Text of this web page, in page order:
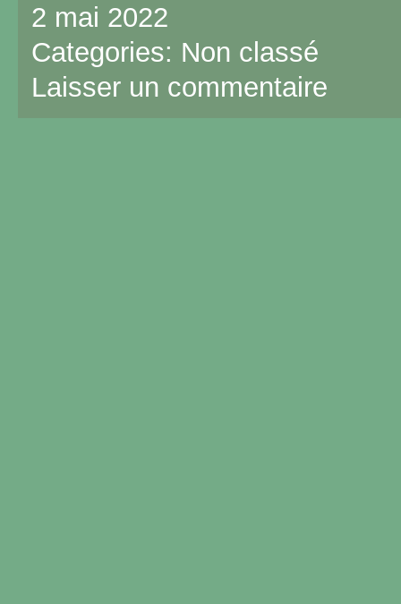
2 mai 2022
Categories: Non classé
Laisser un commentaire